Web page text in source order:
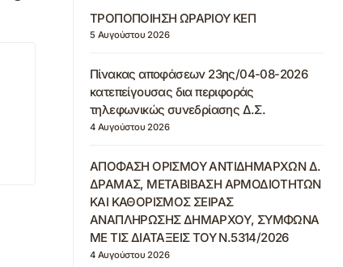
ΤΡΟΠΟΠΟΙΗΣΗ ΩΡΑΡΙΟΥ ΚΕΠ
5 Αυγούστου 2026
Πίνακας αποφάσεων 23ης/04-08-2026
κατεπείγουσας δια περιφοράς
τηλεφωνικώς συνεδρίασης Δ.Σ.
4 Αυγούστου 2026
ΑΠΟΦΑΣΗ ΟΡΙΣΜΟΥ ΑΝΤΙΔΗΜΑΡΧΩΝ Δ.
ΔΡΑΜΑΣ, ΜΕΤΑΒΙΒΑΣΗ ΑΡΜΟΔΙΟΤΗΤΩΝ
ΚΑΙ ΚΑΘΟΡΙΣΜΟΣ ΣΕΙΡΑΣ
ΑΝΑΠΛΗΡΩΣΗΣ ΔΗΜΑΡΧΟΥ, ΣΥΜΦΩΝΑ
ΜΕ ΤΙΣ ΔΙΑΤΑΞΕΙΣ ΤΟΥ Ν.5314/2026
4 Αυγούστου 2026